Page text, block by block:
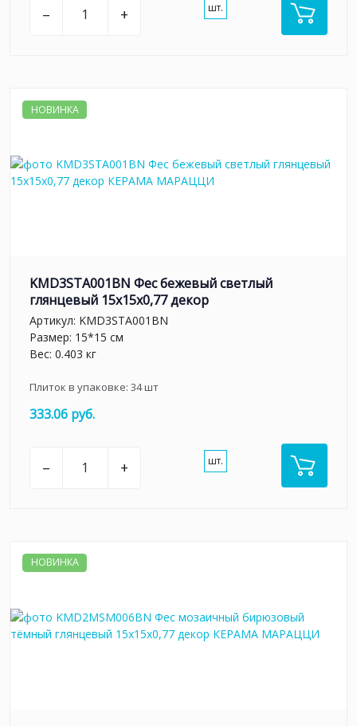
– + шт.
НОВИНКА
KMD3STA001BN Фес бежевый светлый
глянцевый 15x15x0,77 декор
Артикул: KMD3STA001BN
Размер: 15*15 см
Вес: 0.403 кг
Плиток в упаковке: 34шт
333.06 руб.
– + шт.
НОВИНКА